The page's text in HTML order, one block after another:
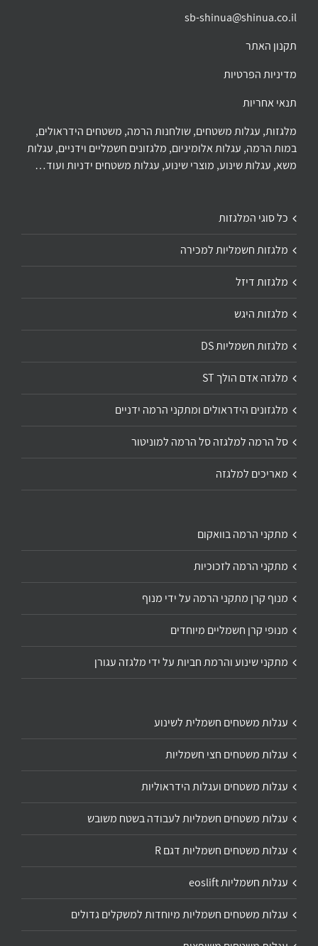
sb-shinua@shinua.co.il
תקנון האתר
מדיניות הפרטיות
תנאי אחריות
מלגזות, עגלות משטחים, שולחנות הרמה, משטחים הידראולים,
במות הרמה, עגלות אלומיניום, מלגזונים חשמליים וידניים, עגלות
משא, עגלות שינוע, מוצרי שינוע, עגלות משטחים ידניות ועוד…
כל סוגי המלגזות
מלגזות חשמליות למכירה
מלגזות דיזל
מלגזות היגש
מלגזות חשמליות DS
מלגזה אדם הולך ST
מלגזונים הידראולים ומתקני הרמה ידניים
סל הרמה למלגזה סל הרמה למוניטור
מאריכים למלגזה
מתקני הרמה בוואקום
מתקני הרמה לזכוכיות
מנוף קרן מתקני הרמה על ידי מנוף
מנופי קרן חשמליים מיוחדים
מתקני שינוע והרמת חביות על ידי מלגזה עגורן
עגלות משטחים חשמלית לשינוע
עגלות משטחים חצי חשמליות
עגלות משטחים ועגלות הידראוליות
עגלות משטחים חשמליות לעבודה בשטח משובש
עגלות משטחים חשמליות דגם R
עגלות חשמליות eoslift
עגלות משטחים חשמליות מיוחדות למשקלים גדולים